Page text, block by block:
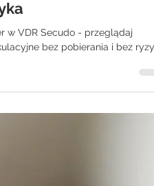
bez pobierania i
Secudo - przeglądaj
bez pobierania i bez